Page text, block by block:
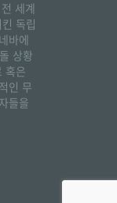
세계
독립
바에
상황
혹은
인 무
들을